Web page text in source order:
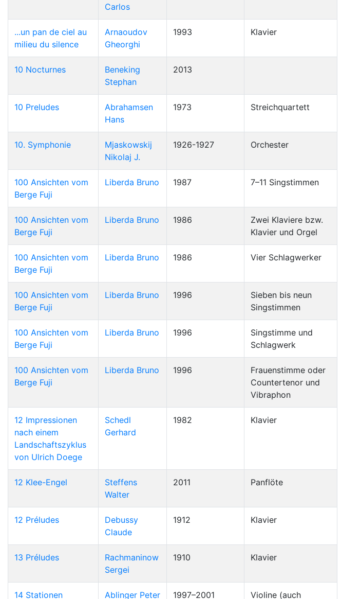
Carlos
...un pan de ciel au
milieu du silence
Arnaoudov
Gheorghi
1993 Klavier
10 Nocturnes
Beneking
Stephan
2013
10 Preludes
Abrahamsen
Hans
1973 Streichquartett
10. Symphonie
Mjaskowskij
Nikolaj J.
1926-1927 Orchester
100 Ansichten vom
Berge Fuji
Liberda Bruno 1987 7–11 Singstimmen
100 Ansichten vom
Berge Fuji
Liberda Bruno 1986
Zwei Klaviere bzw.
Klavier und Orgel
100 Ansichten vom
Berge Fuji
Liberda Bruno 1986 Vier Schlagwerker
100 Ansichten vom
Berge Fuji
Liberda Bruno 1996
Sieben bis neun
Singstimmen
100 Ansichten vom
Berge Fuji
Liberda Bruno 1996
Singstimme und
Schlagwerk
100 Ansichten vom
Berge Fuji
Liberda Bruno 1996
Frauenstimme oder
Countertenor und
Vibraphon
12 Impressionen
nach einem
Landschaftszyklus
von Ulrich Doege
Schedl
Gerhard
1982 Klavier
12 Klee-Engel
Steffens
Walter
2011 Panflöte
12 Préludes
Debussy
Claude
1912 Klavier
13 Préludes
Rachmaninow
Sergei
1910 Klavier
14 Stationen Ablinger Peter 1997–2001 Violine (auch